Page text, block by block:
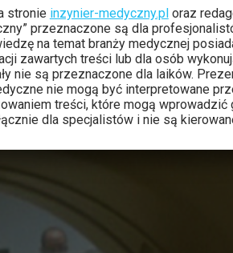
TK w
stronie inzynier-medyczny.ploraz
przeznaczone są dla
na temat branży medycznej
zawartych treści lub dla osób
nie są przeznaczone dla laików.
nie mogą być interpretowane
treści, które mogą
dla specjalistów i nie są